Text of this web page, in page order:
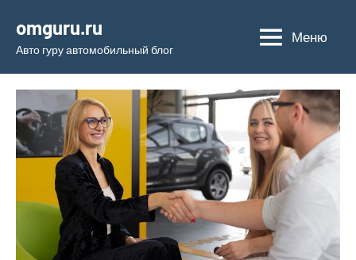
содержимому
omguru.ru
Авто гуру автомобильный блог
Меню